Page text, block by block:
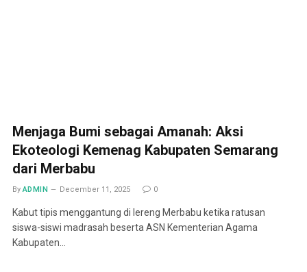
Menjaga Bumi sebagai Amanah: Aksi
Ekoteologi Kemenag Kabupaten Semarang
dari Merbabu
By ADMIN December 11, 2025 0
Kabut tipis menggantung di lereng Merbabu ketika ratusan
siswa-siswi madrasah beserta ASN Kementerian Agama
Kabupaten…